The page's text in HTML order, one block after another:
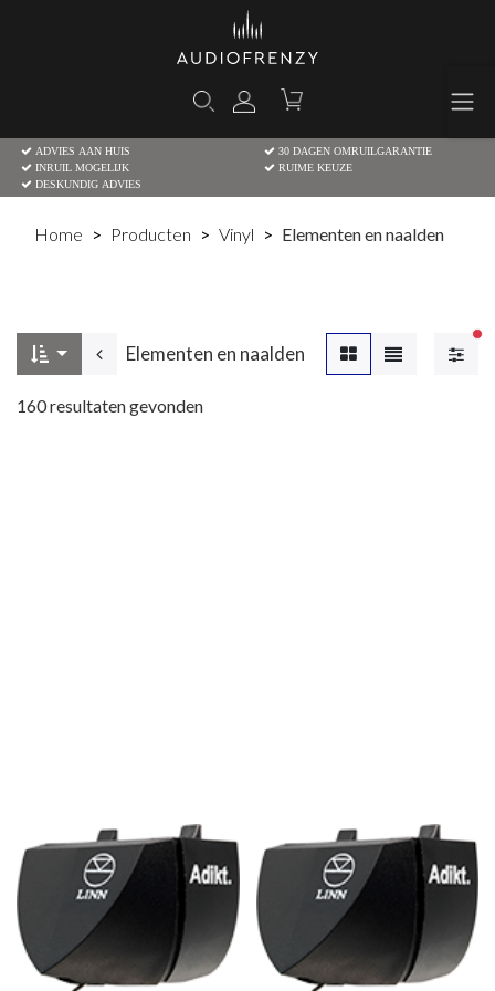
ADVIES AAN HUIS
30 DAGEN OMRUILGARANTIE
INRUIL MOGELIJK
RUIME KEUZE
DESKUNDIG ADVIES
Home Producten Vinyl Elementen en naalden
Elementen en naalden
160resultaten gevonden